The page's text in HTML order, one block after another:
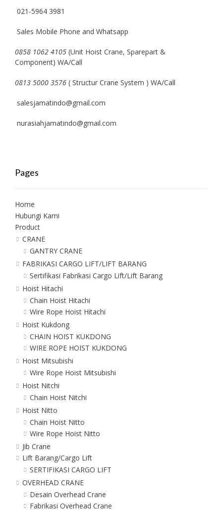
021-5964 3981
Sales Mobile Phone and Whatsapp
0858 1062 4105 (Unit Hoist Crane, Sparepart &
Component) WA/Call
0813 5000 3576 ( Structur Crane System ) WA/Call
salesjamatindo@gmail.com
nurasiahjamatindo@gmail.com
Pages
Home
Hubungi Kami
Product
CRANE
GANTRY CRANE
FABRIKASI CARGO LIFT/LIFT BARANG
Sertifikasi Fabrikasi Cargo Lift/Lift Barang
Hoist Hitachi
Chain Hoist Hitachi
Wire Rope Hoist Hitachi
Hoist Kukdong
CHAIN HOIST KUKDONG
WIRE ROPE HOIST KUKDONG
Hoist Mitsubishi
Wire Rope Hoist Mitsubishi
Hoist Nitchi
Chain Hoist Nitchi
Hoist Nitto
Chain Hoist Nitto
Wire Rope Hoist Nitto
Jib Crane
Lift Barang/Cargo Lift
SERTIFIKASI CARGO LIFT
OVERHEAD CRANE
Desain Overhead Crane
Fabrikasi Overhead Crane